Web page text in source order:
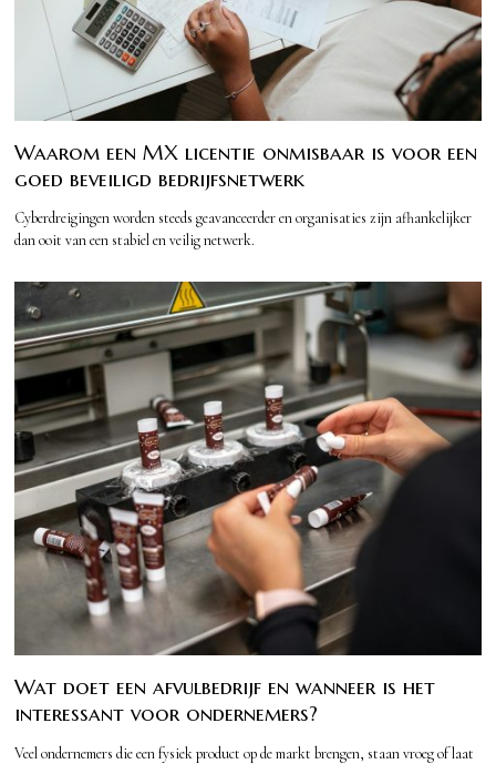
Waarom een MX licentie onmisbaar is voor een
goed beveiligd bedrijfsnetwerk
Cyberdreigingen worden steeds geavanceerder en organisaties zijn afhankelijker
dan ooit van een stabiel en veilig netwerk.
Wat doet een afvulbedrijf en wanneer is het
interessant voor ondernemers?
Veel ondernemers die een fysiek product op de markt brengen, staan vroeg of laat